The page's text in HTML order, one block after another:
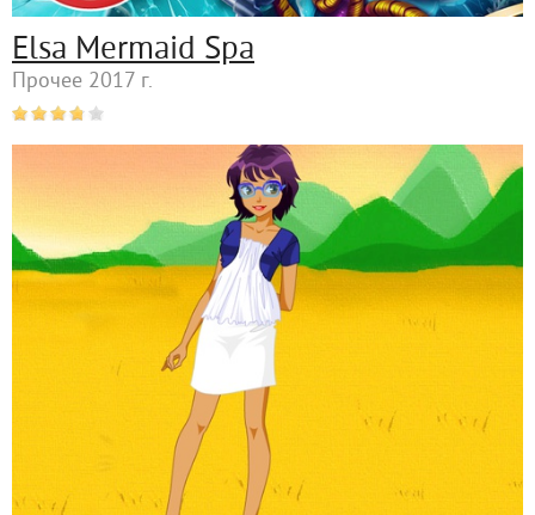
Elsa Mermaid Spa
Прочее 2017 г.